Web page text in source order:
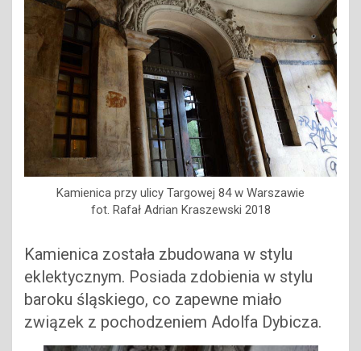
Kamienica przy ulicy Targowej 84 w Warszawie
fot. Rafał Adrian Kraszewski 2018
Kamienica została zbudowana w stylu
eklektycznym. Posiada zdobienia w stylu
baroku śląskiego, co zapewne miało
związek z pochodzeniem Adolfa Dybicza.